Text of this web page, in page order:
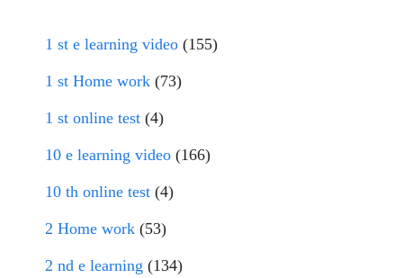
1 st e learning video (155)
1 st Home work (73)
1 st online test (4)
10 e learning video (166)
10 th online test (4)
2 Home work (53)
2 nd e learning (134)